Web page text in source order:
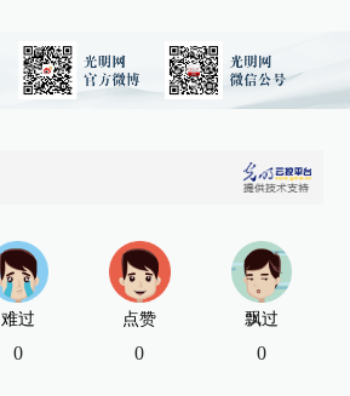
难过
0
点赞
0
飘过
0